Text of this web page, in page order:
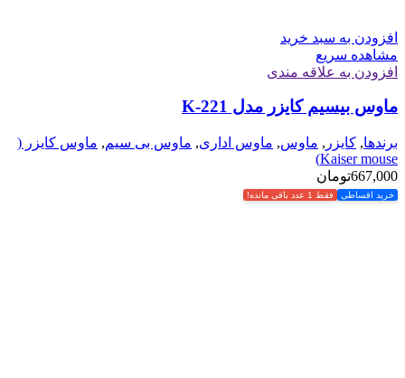
افزودن به سبد خرید
مشاهده سریع
افزودن به علاقه مندی
ماوس بیسیم کایزر مدل K-221
برندها, کایزر , ماوس, ماوس اداری, ماوس بی سیم, ماوس کایزر (
Kaiser mouse)
667,000تومان
خرید اقساطی فقط 1 عدد باقی مانده!